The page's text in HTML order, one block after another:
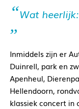
Wat
Inmiddels zijn er
Duinrell, park en
Apenheul,
Hellendoorn,
klassiek concert in